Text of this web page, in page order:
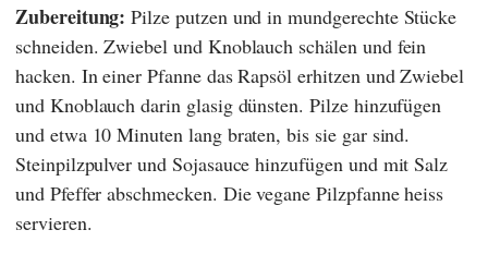
Zubereitung: Pilze putzen und in mundgerechte Stücke
schneiden. Zwiebel und Knoblauch schälen und fein
hacken. In einer Pfanne das Rapsöl erhitzen und Zwiebel
und Knoblauch darin glasig dünsten. Pilze hinzufügen
und etwa 10 Minuten lang braten, bis sie gar sind.
Steinpilzpulver und Sojasauce hinzufügen und mit Salz
und Pfeffer abschmecken. Die vegane Pilzpfanne heiss
servieren.